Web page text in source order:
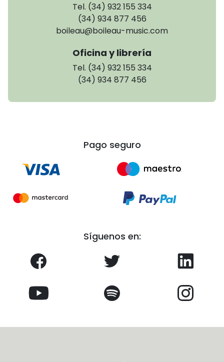
Tel. (34) 932 155 334
(34) 934 877 456
boileau@boileau-music.com
Oficina y librería
Tel. (34) 932 155 334
(34) 934 877 456
Pago seguro
Síguenos en: